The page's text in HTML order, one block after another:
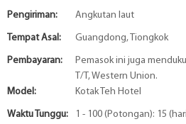
Pengiriman: Angkutan laut
Tempat Asal: Guangdong, Tiongkok
Pembayaran:
Pemasok ini juga
T/T, Western Union.
Model:
Kotak Teh Hotel
Waktu Tunggu:
1 - 100 (Potongan): 15